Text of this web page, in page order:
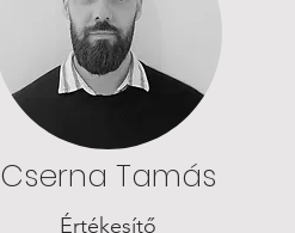
Cserna Tamás
Értékesítő